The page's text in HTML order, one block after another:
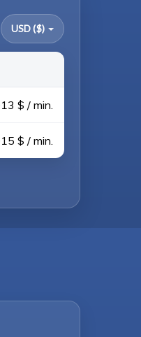
USD ($)
$ / min.
$ / min.